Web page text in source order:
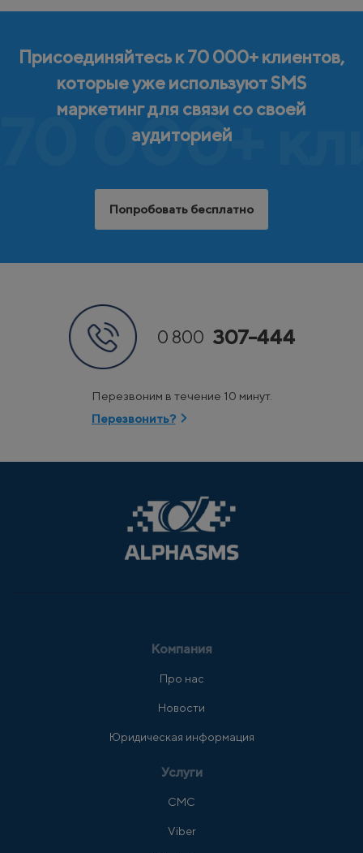
70 000+
Присоединяйтесь к 70 000+ клиентов,
которые уже используют SMS
маркетинг для связи со своей
аудиторией
Попробовать бесплатно
0 800 307-444
Перезвоним в течение 10 минут.
Перезвонить?
Компания
Про нас
Новости
Юридическая информация
Услуги
СМС
Viber